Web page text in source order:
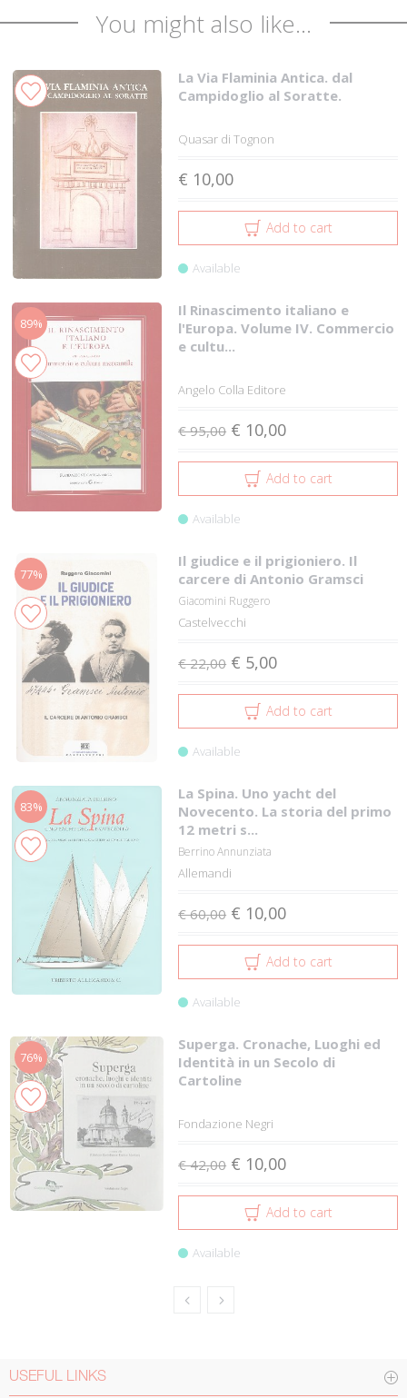
You might also like...
La Via Flaminia Antica. dal
Campidoglio al Soratte.
Quasar di Tognon
€ 10,00
Add to cart
Available
89%
Il Rinascimento italiano e
l'Europa. Volume IV. Commercio
e cultu...
Angelo Colla Editore
€ 95,00 € 10,00
Add to cart
Available
77%
Il giudice e il prigioniero. Il
carcere di Antonio Gramsci
Giacomini Ruggero
Castelvecchi
€ 22,00 € 5,00
Add to cart
Available
83%
La Spina. Uno yacht del
Novecento. La storia del primo
12 metri s...
Berrino Annunziata
Allemandi
€ 60,00 € 10,00
Add to cart
Available
76%
Superga. Cronache, Luoghi ed
Identità in un Secolo di
Cartoline
Fondazione Negri
€ 42,00 € 10,00
Add to cart
Available
USEFUL LINKS